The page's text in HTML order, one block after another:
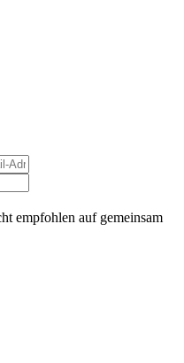
empfohlen auf gemeinsam